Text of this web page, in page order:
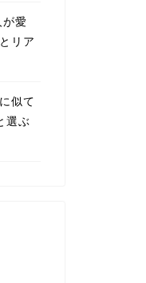
が愛
リア
似て
選ぶ